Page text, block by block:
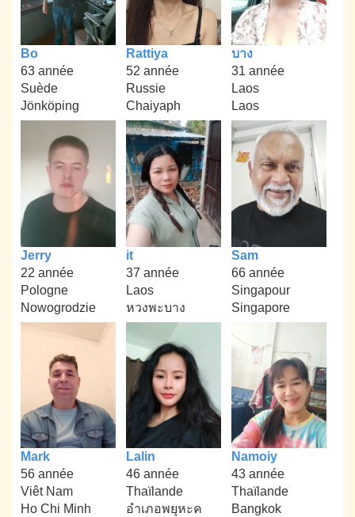
Bo
63 année
Suède
Jönköping
Rattiya
52 année
Russie
Chaiyaph
บาง
31 année
Laos
Laos
Jerry
22 année
Pologne
Nowogrodzie
it
37 année
Laos
หวงพะบาง
Sam
66 année
Singapour
Singapore
Mark
56 année
Viêt Nam
Ho Chi Minh
Lalin
46 année
Thaïlande
อำเภอพยุหะค
Namoiy
43 année
Thaïlande
Bangkok